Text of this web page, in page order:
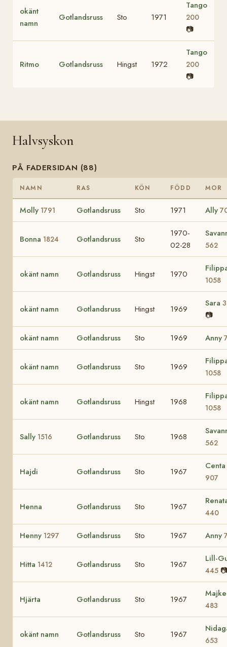
okänt
namn
Gotlandsruss Sto 1971
Tango
200
📷
Ritmo Gotlandsruss Hingst 1972
Tango
200
📷
Halvsyskon
PÅ FADERSIDAN (88)
NAMN RAS KÖN FÖDD MOR
Molly 1791 Gotlandsruss Sto 1971 Ally
Bonna 1824 Gotlandsruss Sto
1970-
02-28
562
okänt namn Gotlandsruss Hingst 1970
1058
okänt namn Gotlandsruss Hingst 1969
Sara
📷
okänt namn Gotlandsruss Sto 1969 Anny
okänt namn Gotlandsruss Sto 1969
1058
okänt namn Gotlandsruss Hingst 1968
1058
Sally 1516 Gotlandsruss Sto 1968
562
Hajdi Gotlandsruss Sto 1967
Centa
907
Henna Gotlandsruss Sto 1967
440
Henny 1297 Gotlandsruss Sto 1967 Anny
Hitta 1412 Gotlandsruss Sto 1967
Lill-
445
Hjärta Gotlandsruss Sto 1967
483
okänt namn Gotlandsruss Sto 1967
653